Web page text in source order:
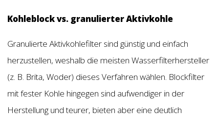
Kohleblock vs. granulierter Aktivkohle
Granulierte Aktivkohlefilter sind günstig und einfach
herzustellen, weshalb die meisten Wasserfilterhersteller
(z. B. Brita, Woder) dieses Verfahren wählen. Blockfilter
mit fester Kohle hingegen sind aufwendiger in der
Herstellung und teurer, bieten aber eine deutlich